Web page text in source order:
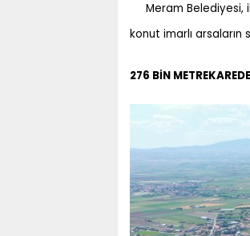
Meram Belediyesi,
konut imarlı arsaların
276 BİN